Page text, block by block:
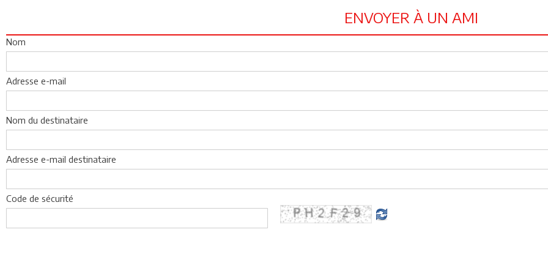
ENVOYER À UN AMI
Nom
Adresse e-mail
Nom du destinataire
Adresse e-mail destinataire
Code de sécurité